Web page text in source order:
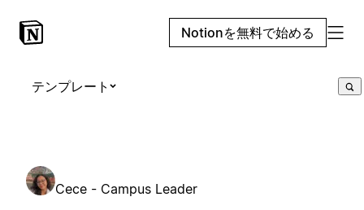
Notionを無料で始める
テンプレート
Cece - Campus Leader